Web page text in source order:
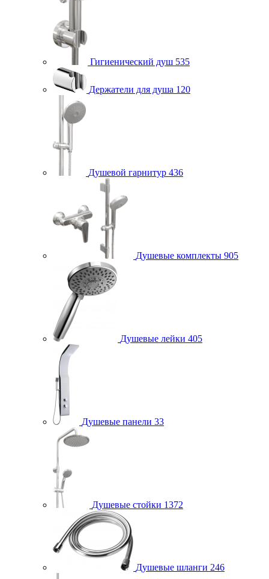
Гигиенический душ 535
Держатели для душа 120
Душевой гарнитур 436
Душевые комплекты 905
Душевые лейки 405
Душевые панели 33
Душевые стойки 1372
Душевые шланги 246